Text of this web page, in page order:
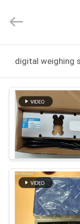
পণ্য
ভিডিও
আমাদের
সম্বন্ধে
কারখানা
পরিদর্শন
Co.,Limited.
digital weighing